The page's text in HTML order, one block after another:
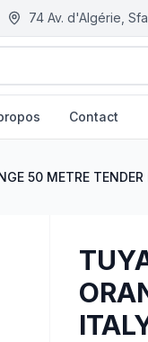
74 Av. d'Algérie,
Contact
50 METRE